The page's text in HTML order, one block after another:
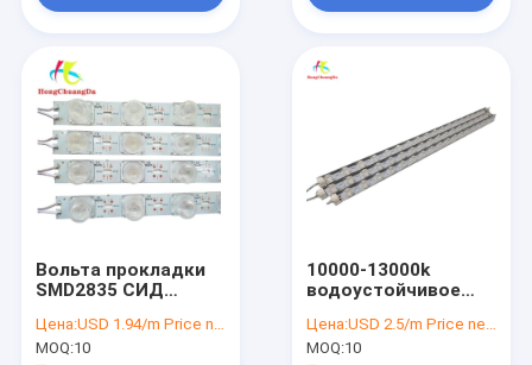
Вольта прокладки
SMD2835 СИД
делает света
водостойким
Цена:USD 1.94/m Price negotiable
MOQ:10
10000-13000k
водоустойчивое
СИД приведенное
светлых Адвокатур
Цена:USD 2.5/m Price negotiable
MOQ:10